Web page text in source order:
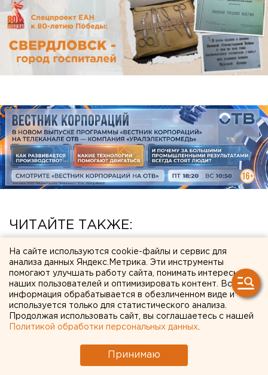
ЧИТАЙТЕ ТАКЖЕ:
Чем опасны ракеты «Фламинго», которыми
Украина атаковала тыловые регионы РФ
Приложение УБРиР возобновило работу
Режим БПЛА-опасности ввели в Пермском
крае
На сайте используются cookie-файлы и сервис для
анализа данных Яндекс.Метрика. Эти инструменты
помогают улучшать работу сайта, понимать интересы
наших пользователей и оптимизировать контент. Вся
информация обрабатывается в обезличенном виде и
используется только для статистического анализа.
Продолжая использовать сайт, вы соглашаетесь с нашей
Политикой обработки персональных данных
Принимаю